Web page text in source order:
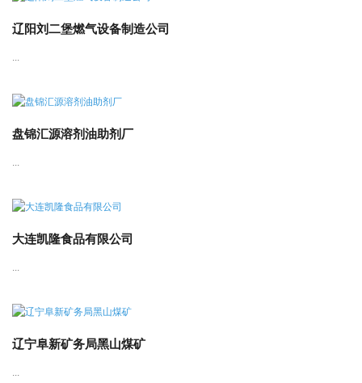
辽阳刘二堡燃气设备制造公司
...
盘锦汇源溶剂油助剂厂
...
大连凯隆食品有限公司
...
辽宁阜新矿务局黑山煤矿
...